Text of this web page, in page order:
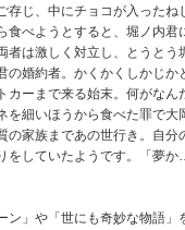
存じ、中にチョコが入った
食べようとすると、堀ノ内
者は激しく対立し、とうと
の婚約者。かくかくしかじ
カーまで来る始末。何がな
を細いほうから食べた罪で
の家族まであの世行き。自
をしていたようです。「夢
ン」や「世にも奇妙な物語